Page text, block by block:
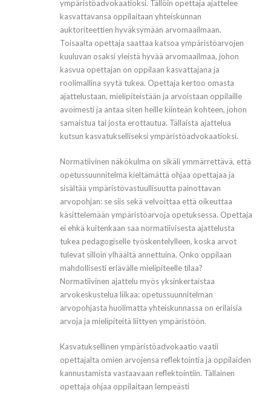
ympäristöadvokaatioksi. Tällöin opettaja ajattelee
kasvattavansa oppilaitaan yhteiskunnan
auktoriteettien hyväksymään arvomaailmaan.
Toisaalta opettaja saattaa katsoa ympäristöarvojen
kuuluvan osaksi yleistä hyvää arvomaailmaa, johon
kasvua opettajan on oppilaan kasvattajana ja
roolimallina syytä tukea. Opettaja kertoo omasta
ajattelustaan, mielipiteistään ja arvoistaan oppilaille
avoimesti ja antaa siten heille kiinteän kohteen, johon
samaistua tai josta erottautua. Tällaista ajattelua
kutsun kasvatukselliseksi ympäristöadvokaatioksi.
Normatiivinen näkökulma on sikäli ymmärrettävä, että
opetussuunnitelma kieltämättä ohjaa opettajaa ja
sisältää ympäristövastuullisuutta painottavan
arvopohjan: se siis sekä velvoittaa että oikeuttaa
käsittelemään ympäristöarvoja opetuksessa. Opettaja
ei ehkä kuitenkaan saa normatiivisesta ajattelusta
tukea pedagogiselle työskentelylleen, koska arvot
tulevat silloin ylhäältä annettuina. Onko oppilaan
mahdollisesti eriävälle mielipiteelle tilaa?
Normatiivinen ajattelu myös yksinkertaistaa
arvokeskustelua liikaa: opetussuunnitelman
arvopohjasta huolimatta yhteiskunnassa on erilaisia
arvoja ja mielipiteitä liittyen ympäristöön.
Kasvatuksellinen ympäristöadvokaatio vaatii
opettajalta omien arvojensa reflektointia ja oppilaiden
kannustamista vastaavaan reflektointiin. Tällainen
opettaja ohjaa oppilaitaan lempeästi